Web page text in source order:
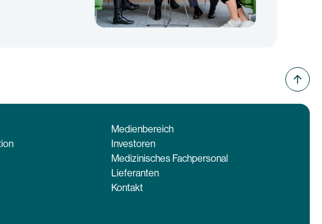
Medienbereich
Investoren
Medizinisches Fachpersonal
Lieferanten
Kontakt